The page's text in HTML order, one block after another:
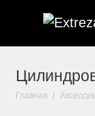
Главная